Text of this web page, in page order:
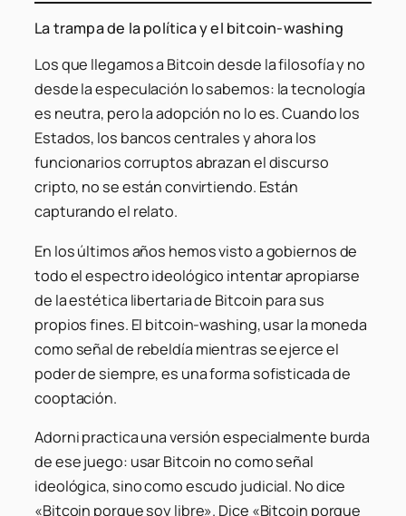
La trampa de la política y el bitcoin-washing
Los que llegamos a Bitcoin desde la filosofía y no
desde la especulación lo sabemos: la tecnología
es neutra, pero la adopción no lo es. Cuando los
Estados, los bancos centrales y ahora los
funcionarios corruptos abrazan el discurso
cripto, no se están convirtiendo. Están
capturando el relato.
En los últimos años hemos visto a gobiernos de
todo el espectro ideológico intentar apropiarse
de la estética libertaria de Bitcoin para sus
propios fines. El bitcoin-washing, usar la moneda
como señal de rebeldía mientras se ejerce el
poder de siempre, es una forma sofisticada de
cooptación.
Adorni practica una versión especialmente burda
de ese juego: usar Bitcoin no como señal
ideológica, sino como escudo judicial. No dice
«Bitcoin porque soy libre». Dice «Bitcoin porque